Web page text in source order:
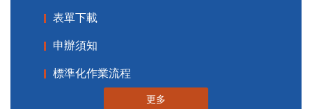
表單下載
申辦須知
標準化作業流程
更多